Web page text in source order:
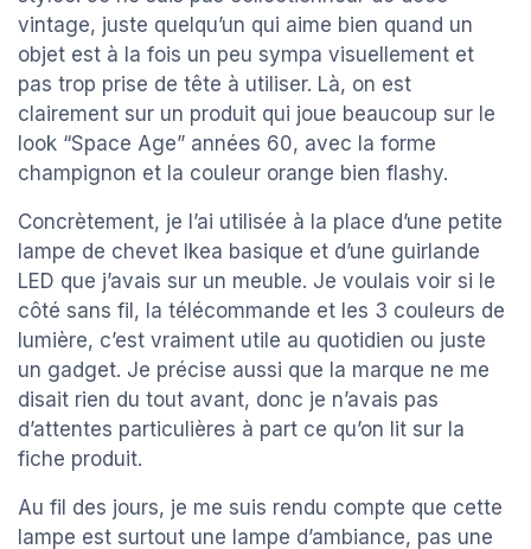
vintage, juste quelqu’un qui aime bien quand un
objet est à la fois un peu sympa visuellement et
pas trop prise de tête à utiliser. Là, on est
clairement sur un produit qui joue beaucoup sur le
look “Space Age” années 60, avec la forme
champignon et la couleur orange bien flashy.
Concrètement, je l’ai utilisée à la place d’une petite
lampe de chevet Ikea basique et d’une guirlande
LED que j’avais sur un meuble. Je voulais voir si le
côté sans fil, la télécommande et les 3 couleurs de
lumière, c’est vraiment utile au quotidien ou juste
un gadget. Je précise aussi que la marque ne me
disait rien du tout avant, donc je n’avais pas
d’attentes particulières à part ce qu’on lit sur la
fiche produit.
Au fil des jours, je me suis rendu compte que cette
lampe est surtout une lampe d’ambiance, pas une